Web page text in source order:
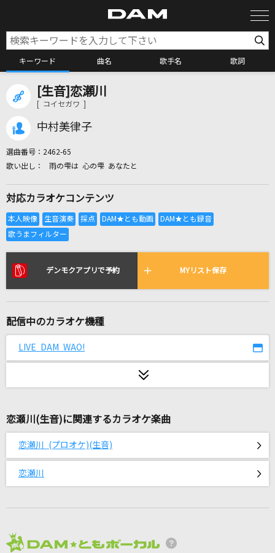
キーワード 曲名 歌手名 歌詞
全国りれき
リアルタイムで歌われている曲の一覧
夏色花火
[オリカラ]虹
福山雅治
恋しさと せつなさと 心強さと
篠原涼子with t.komuro
死神
慟哭
[生音]恋瀬川
[ コイセガワ ]
中村美律子
選曲番号： 2462-65
雨の雫は 心の雫 あなたと
対応カラオケコンテンツ
デンモクアプリで予約 MYリスト保存
配信中のカラオケ機種
LIVE DAM WAO!
恋瀬川(生音)に関連するカラオケ楽曲
恋瀬川 (プロオケ)(生音)
恋瀬川